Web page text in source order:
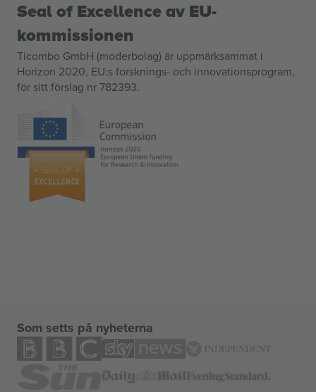
Seal of Excellence av EU-
kommissionen
Ticombo GmbH (moderbolag) är uppmärksammat i
Horizon 2020, EU:s forsknings- och innovationsprogram,
för sitt förslag nr 782393.
Som setts på nyheterna